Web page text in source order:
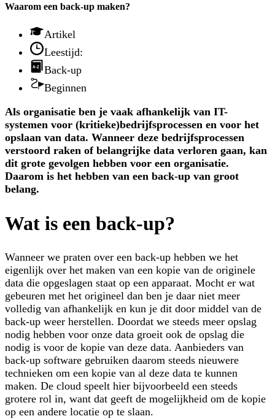
Waarom een back-up maken?
Artikel
Leestijd:
Back-up
Beginnen
Als organisatie ben je vaak afhankelijk van IT-
systemen voor (kritieke)bedrijfsprocessen en voor het
opslaan van data. Wanneer deze bedrijfsprocessen
verstoord raken of belangrijke data verloren gaan, kan
dit grote gevolgen hebben voor een organisatie.
Daarom is het hebben van een back-up van groot
belang.
Wat is een back-up?
Wanneer we praten over een back-up hebben we het
eigenlijk over het maken van een kopie van de originele
data die opgeslagen staat op een apparaat. Mocht er wat
gebeuren met het origineel dan ben je daar niet meer
volledig van afhankelijk en kun je dit door middel van de
back-up weer herstellen. Doordat we steeds meer opslag
nodig hebben voor onze data groeit ook de opslag die
nodig is voor de kopie van deze data. Aanbieders van
back-up software gebruiken daarom steeds nieuwere
technieken om een kopie van al deze data te kunnen
maken. De cloud speelt hier bijvoorbeeld een steeds
grotere rol in, want dat geeft de mogelijkheid om de kopie
op een andere locatie op te slaan.